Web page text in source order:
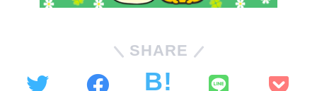
SHARE